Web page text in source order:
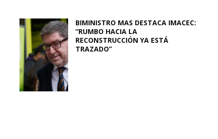
BIMINISTRO MAS DESTACA IMACEC:
“RUMBO HACIA LA
RECONSTRUCCIÓN YA ESTÁ
TRAZADO”